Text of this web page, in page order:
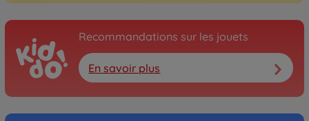
Recommandations sur les jouets
En savoir plus